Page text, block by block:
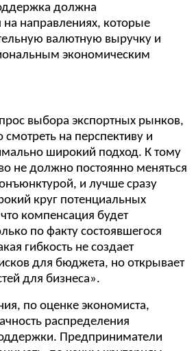
должна
на направлениях, которые
валютную выручку и
экономическим
выбора экспортных рынков,
смотреть на перспективу и
широкий подход. К тому
не должно постоянно меняться
и лучше сразу
круг потенциальных
компенсация будет
по факту состоявшегося
гибкость не создает
для бюджета, но открывает
для бизнеса».
по оценке экономиста,
распределения
Предприниматели